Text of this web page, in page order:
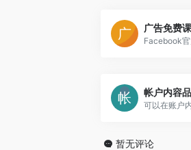
广告免费
帐户内容
暂无评论